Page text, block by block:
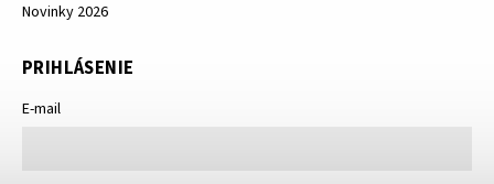
Novinky 2026
PRIHLÁSENIE
E-mail